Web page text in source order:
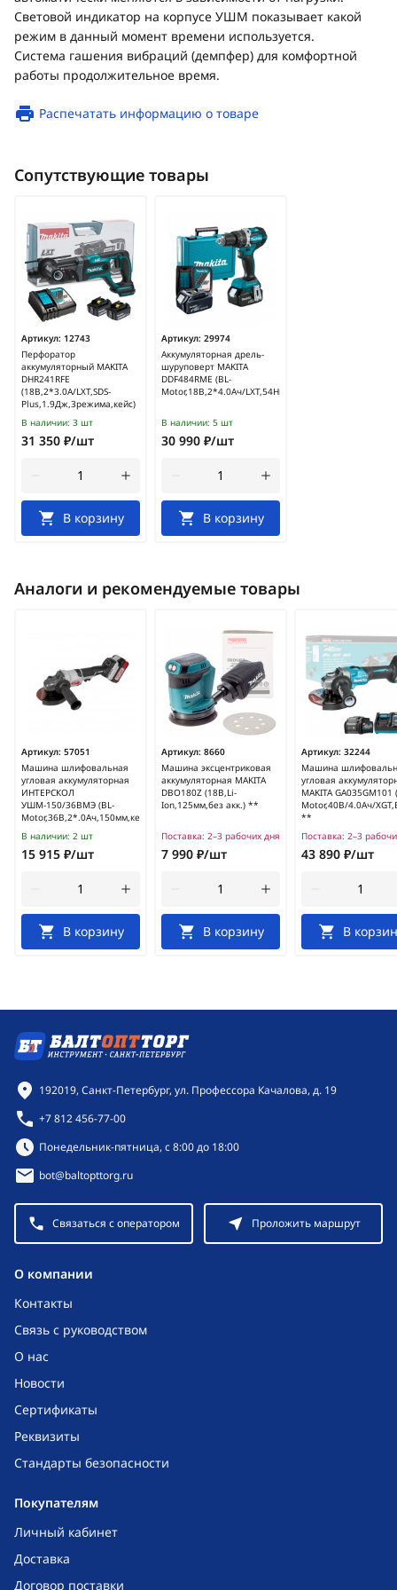
Световой индикатор на корпусе УШМ показывает какой
режим в данный момент времени используется.
Система гашения вибраций (демпфер) для комфортной
работы продолжительное время.
Распечатать информацию о товаре
Сопутствующие товары
Артикул: 12743
Перфоратор
аккумуляторный MAKITA
DHR241RFE
(18В,2*3.0А/LXT,SDS-
Plus,1.9Дж,3режима,кейс)
В наличии: 3 шт
31 350 ₽/шт
В корзину
Артикул: 29974
Аккумуляторная дрель-
шуруповерт MAKITA
DDF484RME (BL-
Motor,18B,2*4.0Ач/LXT,54Нм,кейс)
В наличии: 5 шт
30 990 ₽/шт
В корзину
Аналоги и рекомендуемые товары
Артикул: 57051
Машина шлифовальная
угловая аккумуляторная
ИНТЕРСКОЛ
УШМ-150/36ВМЭ (BL-
Motor,36В,2*.0Ач,150мм,кейс)/958.2.2.70
В наличии: 2 шт
15 915 ₽/шт
В корзину
Артикул: 8660
Машина эксцентриковая
аккумуляторная MAKITA
DBO180Z (18В,Li-
Ion,125мм,без акк.) **
Поставка: 2–3 рабочих дня
7 990 ₽/шт
В корзину
Артикул: 32244
Машина
угловая
MAKITA GA035GM101
Motor,40В/4.0Ач/
**
Поставка: 2–3
43 890 ₽/шт
В
O компании
Контакты
Связь с руководством
О нас
Новости
Сертификаты
Реквизиты
Стандарты безопасности
Покупателям
Личный кабинет
Доставка
Договор поставки
Контактная информация
192019, Санкт-Петербург, ул. Профессора Качалова, д. 19
+7 812 456-77-00
Режим работы:
Понедельник-пятница, с 8:00 до 18:00
bot@baltopttorg.ru
Связаться с оператором Проложить маршрут